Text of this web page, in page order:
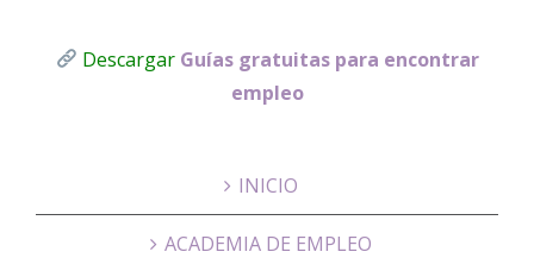
Descargar Guías gratuitas para encontrar
empleo
INICIO
ACADEMIA DE EMPLEO